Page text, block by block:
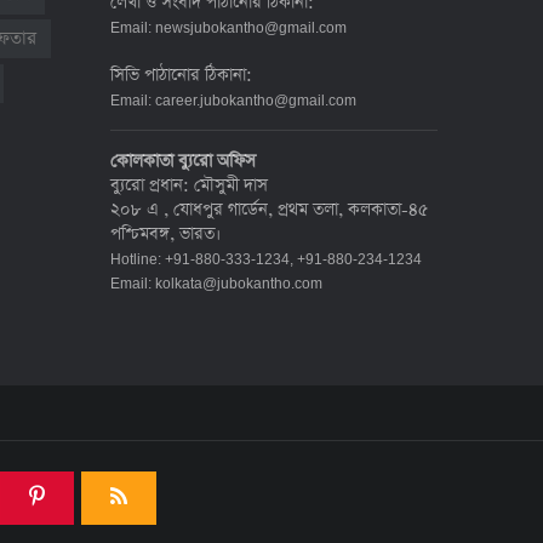
দেশে করোনায় মৃত্যু ও শনাক্ত কমেছে
৬ জুলাই ২০২২, ১৯:০২
হাজার ৯৯৮
৫ জুলাই ২০২২, ১৮:৪৭
করোনায় ২৪ ঘণ্টায় মৃত্যু ১২, শনাক্ত দুই
Email: newsjubokantho@gmail.com
সিভি পাঠানোর ঠিকানা:
Email: career.jubokantho@gmail.com
কোলকাতা ব্যুরো অফিস
ব্যুরো প্রধান: মৌসুমী দাস
২০৮ এ , যোধপুর গার্ডেন, প্রথম তলা, কলকাতা-৪৫
পশ্চিমবঙ্গ, ভারত।
Hotline: +91-880-333-1234, +91-880-234-1234
Email: kolkata@jubokantho.com